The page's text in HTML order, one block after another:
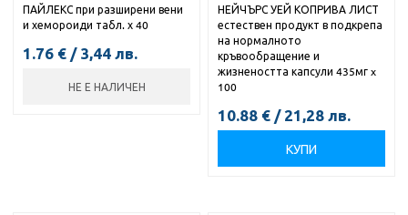
ПАЙЛЕКС при разширени вени
и хемороиди табл. х 40
1.76 € / 3,44 лв.
НЕ Е НАЛИЧЕН
НЕЙЧЪРС УЕЙ КОПРИВА ЛИСТ
естествен продукт в подкрепа
на нормалното
кръвообращение и
жизнеността капсули 435мг x
100
10.88 € / 21,28 лв.
КУПИ